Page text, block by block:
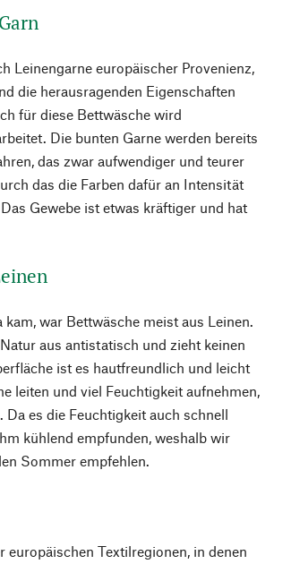
Leinengarne europäischer Provenienz,
die herausragenden Eigenschaften
für diese Bettwäsche wird
Die bunten Garne werden bereits
das zwar aufwendiger und teurer
das die Farben dafür an Intensität
Gewebe ist etwas kräftiger und hat
war Bettwäsche meist aus Leinen.
aus antistatisch und zieht keinen
ist es hautfreundlich und leicht
leiten und viel Feuchtigkeit aufnehmen,
es die Feuchtigkeit auch schnell
kühlend empfunden, weshalb wir
Sommer empfehlen.
Textilregionen, in denen